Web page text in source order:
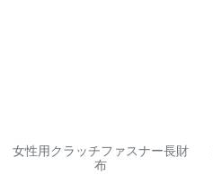
女性用クラッチファスナー長財
布